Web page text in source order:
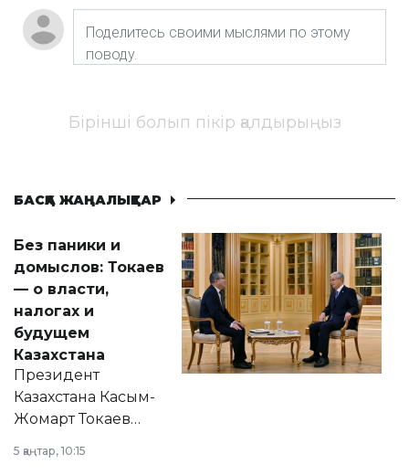
Бірінші болып пікір қалдырыңыз
БАСҚА ЖАҢАЛЫҚТАР
Без паники и
домыслов: Токаев
— о власти,
налогах и
будущем
Казахстана
Президент
Казахстана Касым-
Жомарт Токаев
сразу несколько
5 қаңтар, 10:15